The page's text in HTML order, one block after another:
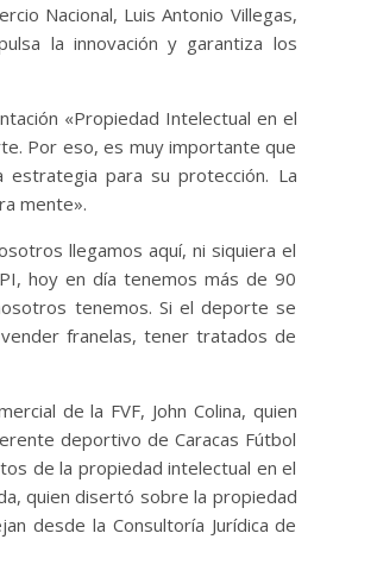
Nacional, Luis Antonio Villegas,
la innovación y garantiza los
«Propiedad Intelectual en el
Por eso, es muy importante que
estrategia para su protección. La
mente».
llegamos aquí, ni siquiera el
hoy en día tenemos más de 90
tenemos. Si el deporte se
franelas, tener tratados de
de la FVF, John Colina, quien
deportivo de Caracas Fútbol
de la propiedad intelectual en el
quien disertó sobre la propiedad
desde la Consultoría Jurídica de